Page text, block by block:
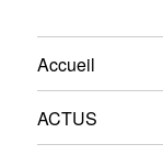
Accueil
ACTUS